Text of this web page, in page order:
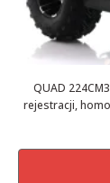
QUAD
rejestracji,